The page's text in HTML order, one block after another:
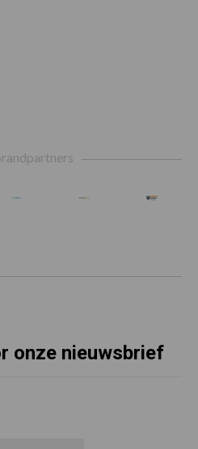
onze nieuwsbrief